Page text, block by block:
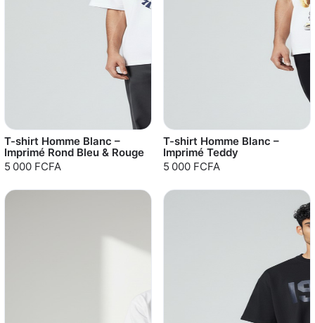
T-shirt Homme Blanc –
Imprimé Rond Bleu & Rouge
5 000 FCFA
T-shirt Homme Blanc –
Imprimé Teddy
5 000 FCFA